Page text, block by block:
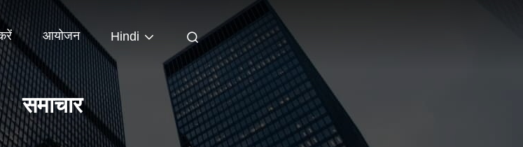
आयोजन Hindi
समाचार